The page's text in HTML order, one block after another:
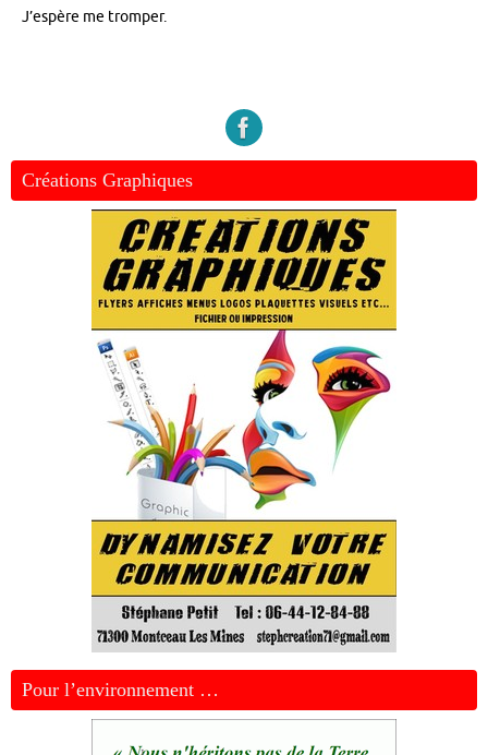
J’espère me tromper.
Créations Graphiques
Pour l’environnement …